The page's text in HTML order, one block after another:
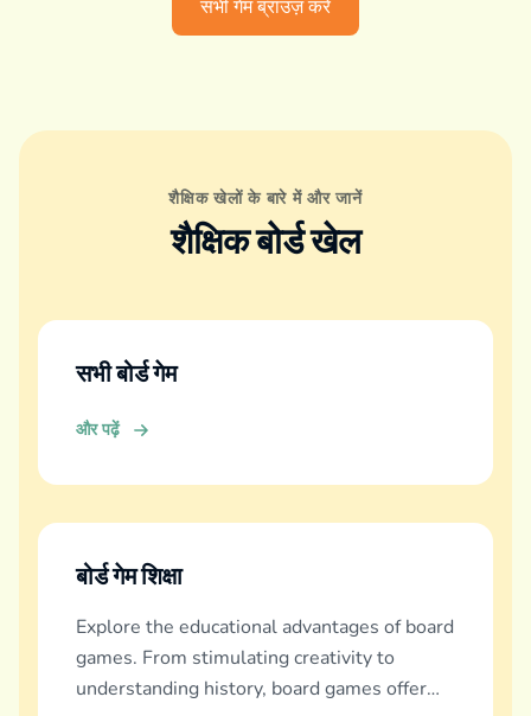
सभी गेम ब्राउज़ करें
शैक्षिक खेलों के बारे में और जानें
शैक्षिक बोर्ड खेल
सभी बोर्ड गेम
और पढ़ें
बोर्ड गेम शिक्षा
Explore the educational advantages of board
games. From stimulating creativity to
understanding history, board games offer